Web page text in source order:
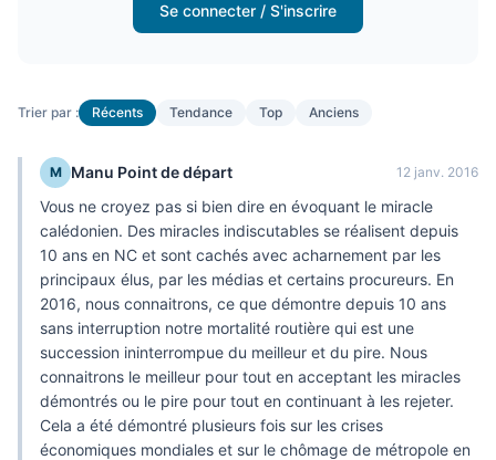
Se connecter / S'inscrire
Trier par : Récents Tendance Top Anciens
M Manu Point de départ 12 janv. 2016
Vous ne croyez pas si bien dire en évoquant le miracle
calédonien. Des miracles indiscutables se réalisent depuis
10 ans en NC et sont cachés avec acharnement par les
principaux élus, par les médias et certains procureurs. En
2016, nous connaitrons, ce que démontre depuis 10 ans
sans interruption notre mortalité routière qui est une
succession ininterrompue du meilleur et du pire. Nous
connaitrons le meilleur pour tout en acceptant les miracles
démontrés ou le pire pour tout en continuant à les rejeter.
Cela a été démontré plusieurs fois sur les crises
économiques mondiales et sur le chômage de métropole en